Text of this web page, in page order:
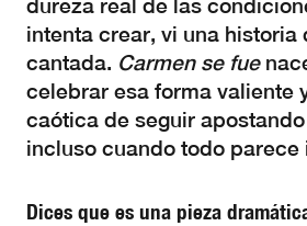
dureza real de las
intenta crear, vi una historia
cantada. Carmen se fue
celebrar esa forma valiente
caótica de seguir
incluso cuando todo parece
Dices que es una pieza